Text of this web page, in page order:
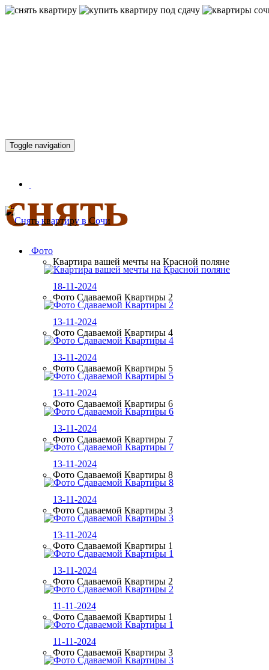
снять
Toggle navigation
Фото
Квартира вашей мечты на Красной поляне
18-11-2024
Фото Сдаваемой Квартиры 2
13-11-2024
Фото Сдаваемой Квартиры 4
13-11-2024
Фото Сдаваемой Квартиры 5
13-11-2024
Фото Сдаваемой Квартиры 6
13-11-2024
Фото Сдаваемой Квартиры 7
13-11-2024
Фото Сдаваемой Квартиры 8
13-11-2024
Фото Сдаваемой Квартиры 3
13-11-2024
Фото Сдаваемой Квартиры 1
13-11-2024
Фото Сдаваемой Квартиры 2
11-11-2024
Фото Сдаваемой Квартиры 1
11-11-2024
Фото Сдаваемой Квартиры 3